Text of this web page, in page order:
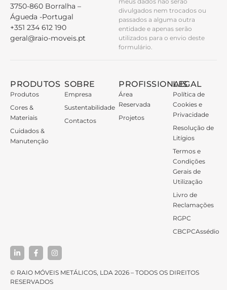
3750-860 Borralha –
Águeda -Portugal
+351 234 612 190
geral@raio-moveis.pt
divulgados nem trocados ou
passados a alguma outra
entidade e apenas serão
utilizados para o envio deste
formulário.
PRODUTOS
Produtos
Cores &
Materiais
Cuidados &
Manutenção
SOBRE
Empresa
Sustentabilidade
Contactos
PROFISSIONAIS
Área
Reservada
Projetos
LEGAL
Política de
Cookies e
Privacidade
Resolução de
Litígios
Termos e
Condições
Gerais de
Utilização
Livro de
Reclamações
RGPC
CBCPCAssédio
© RAIO MÓVEIS METÁLICOS, LDA 2026 – TODOS OS DIREITOS
RESERVADOS